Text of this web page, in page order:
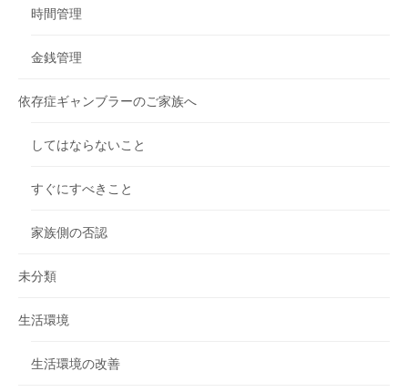
時間管理
金銭管理
依存症ギャンブラーのご家族へ
してはならないこと
すぐにすべきこと
家族側の否認
未分類
生活環境
生活環境の改善